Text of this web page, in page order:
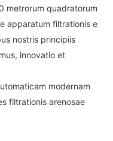
metrorum quadratorum
apparatum filtrationis e
nostris principiis
innovatio et
modernam
filtrationis arenosae